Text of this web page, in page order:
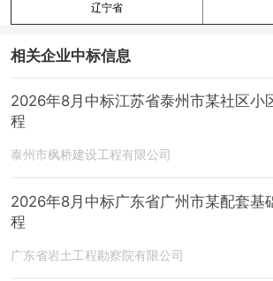
辽宁省
相关企业中标信息
2026年8月中标江苏省泰州市某社区小
程
泰州市枫桥建设工程有限公司
2026年8月中标广东省广州市某配套基
程
广东省岩土工程勘察院有限公司